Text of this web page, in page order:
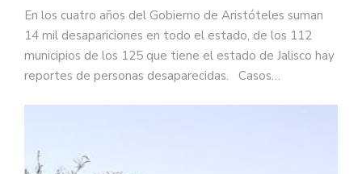
En los cuatro años del Gobierno de Aristóteles suman
14 mil desapariciones en todo el estado, de los 112
municipios de los 125 que tiene el estado de Jalisco hay
reportes de personas desaparecidas. Casos…